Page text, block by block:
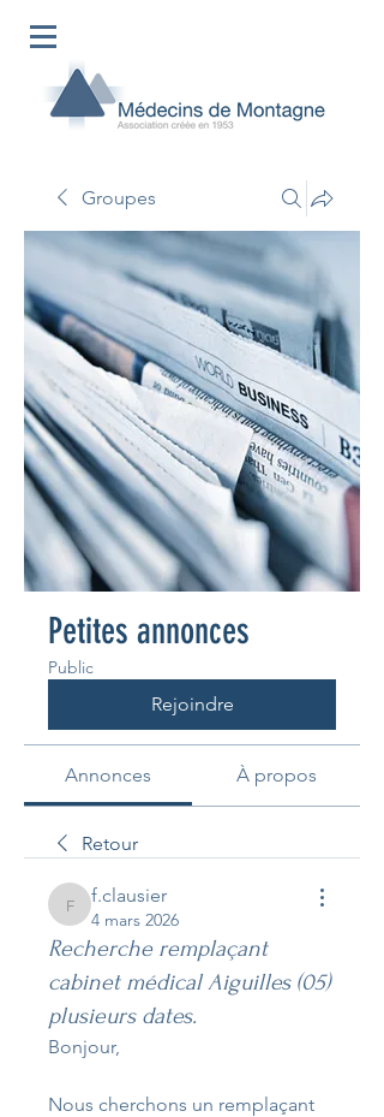
Groupes
Petites annonces
Public
Rejoindre
Annonces À propos
Retour
f.clausier
f.clausier
4 mars 2026
Recherche remplaçant
cabinet médical Aiguilles (05)
plusieurs dates.
Bonjour,
Nous cherchons un remplaçant